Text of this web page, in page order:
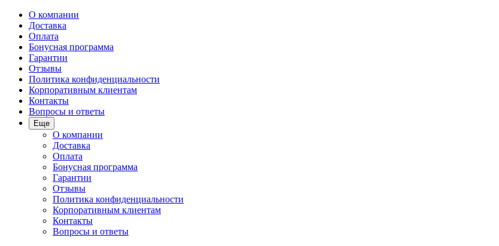
О компании
Доставка
Оплата
Бонусная программа
Гарантии
Отзывы
Политика конфиденциальности
Корпоративным клиентам
Контакты
Вопросы и ответы
Еще
О компании
Доставка
Оплата
Бонусная программа
Гарантии
Отзывы
Политика конфиденциальности
Корпоративным клиентам
Контакты
Вопросы и ответы